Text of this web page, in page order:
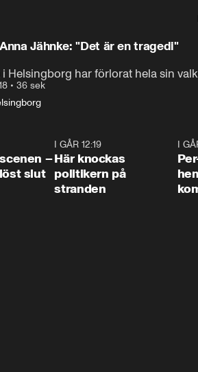
Jähnke: "Det är en tragedi"
Helsingborg har förlorat hela sin
• 36 sek
–
slut
I GÅR 12:19
Här knockas
politikern på
stranden
I